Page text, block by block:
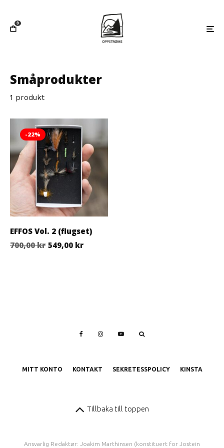
0
Småprodukter
1 produkt
-22%
EFFOS Vol. 2 (flugset)
700,00kr
Det ursprungliga priset var: 700,00 kr.
549,00 kr
Det nuvarande priset är: 549,00 kr.
MITT KONTO KONTAKT SEKRETESSPOLICY KINSTA
Tillbaka till toppen
Ansvarlig Redaktør: Joakim Marthinsen (konstituert for Jostein